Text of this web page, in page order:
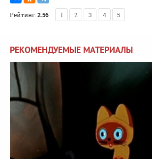
Рейтинг:2.56 1 2 3 4 5
РЕКОМЕНДУЕМЫЕ МАТЕРИАЛЫ